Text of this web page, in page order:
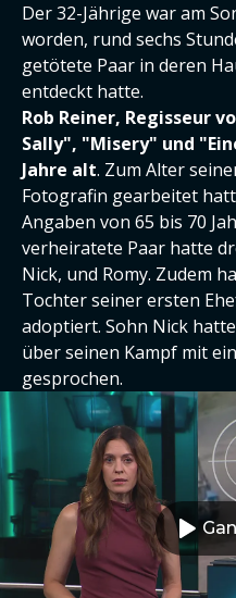
Der 32-Jährige war am
worden, rund sechs
getötete Paar in deren
entdeckt hatte.
Rob Reiner, Regisseur
Sally", "Misery" und
Jahre alt. Zum Alter
Fotografin gearbeitet
Angaben von 65 bis 70
verheiratete Paar hatte
Nick, und Romy. Zudem
Tochter seiner ersten
adoptiert. Sohn Nick
über seinen Kampf mit
gesprochen.